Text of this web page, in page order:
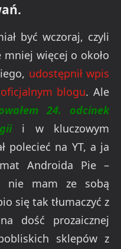
być wczoraj, czyli
więcej o około
udostępnił wpis
blogu. Ale
24. odcinek
i w kluczowym
polecieć na YT, a ja
Androida Pie –
nie mam ze sobą
się tak tłumaczyć z
dość prozaicznej
sklepów z